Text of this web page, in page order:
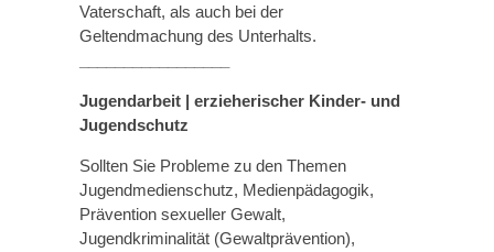
Vaterschaft, als auch bei der
Geltendmachung des Unterhalts.
Jugendarbeit | erzieherischer Kinder- und
Jugendschutz
Sollten Sie Probleme zu den Themen
Jugendmedienschutz, Medienpädagogik,
Prävention sexueller Gewalt,
Jugendkriminalität (Gewaltprävention),